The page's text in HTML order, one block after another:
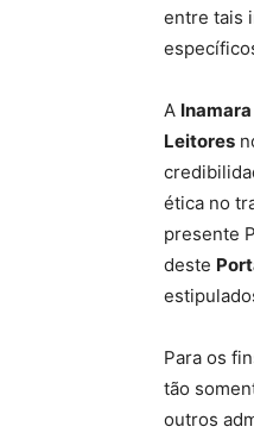
entre tais
A
Leitores
ética no
presente
deste
Para os
tão
outros